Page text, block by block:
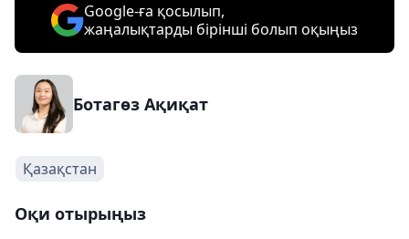
Google-ға қосылып,
жаңалықтарды бірінші болып оқыңыз
Ботагөз Ақиқат
Қазақстан
Оқи отырыңыз